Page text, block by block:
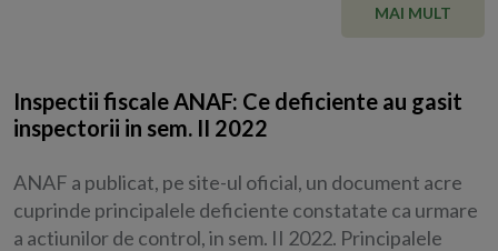
MAI MULT
Inspectii fiscale ANAF: Ce deficiente au gasit
inspectorii in sem. II 2022
ANAF a publicat, pe site-ul oficial, un document acre
cuprinde principalele deficiente constatate ca urmare
a actiunilor de control, in sem. II 2022. Principalele